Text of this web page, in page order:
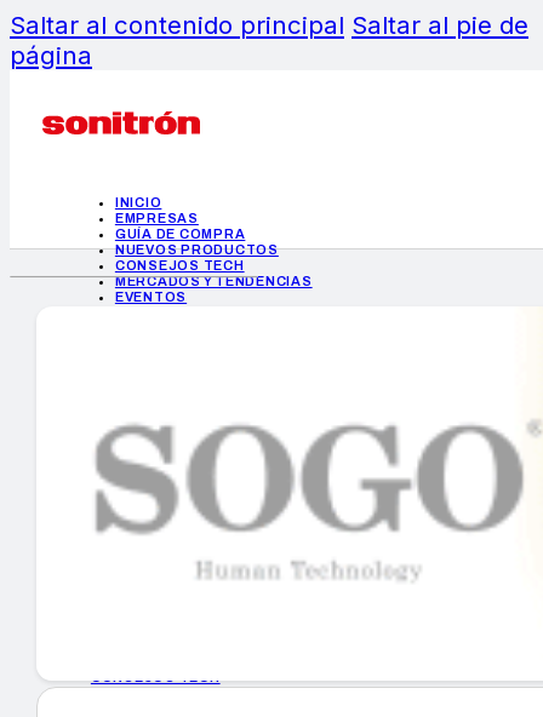
Saltar al contenido principal Saltar al pie de
página
INICIO
EMPRESAS
GUÍA DE COMPRA
NUEVOS PRODUCTOS
CONSEJOS TECH
MERCADOS Y TENDENCIAS
EVENTOS
INICIO
EMPRESAS
GUÍA DE COMPRA